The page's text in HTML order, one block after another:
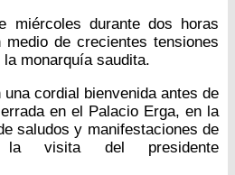
miércoles durante dos horas
de crecientes tensiones
monarquía saudita.
cordial bienvenida antes de
en el Palacio Erga, en la
saludos y manifestaciones de
la visita del presidente